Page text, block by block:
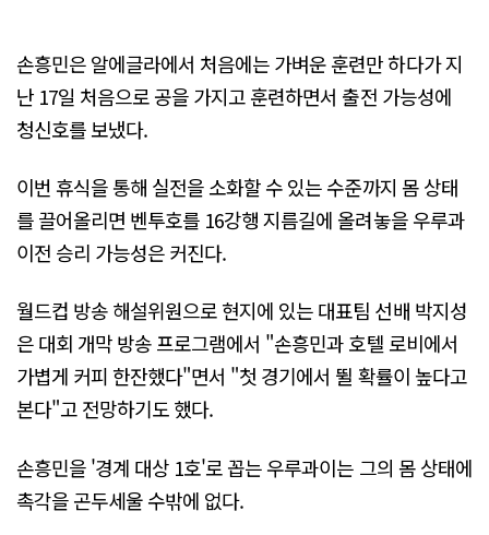
손흥민은 알에글라에서 처음에는 가벼운 훈련만 하다가 지
난 17일 처음으로 공을 가지고 훈련하면서 출전 가능성에
청신호를 보냈다.
이번 휴식을 통해 실전을 소화할 수 있는 수준까지 몸 상태
를 끌어올리면 벤투호를 16강행 지름길에 올려놓을 우루과
이전 승리 가능성은 커진다.
월드컵 방송 해설위원으로 현지에 있는 대표팀 선배 박지성
은 대회 개막 방송 프로그램에서 "손흥민과 호텔 로비에서
가볍게 커피 한잔했다"면서 "첫 경기에서 뛸 확률이 높다고
본다"고 전망하기도 했다.
손흥민을 '경계 대상 1호'로 꼽는 우루과이는 그의 몸 상태에
촉각을 곤두세울 수밖에 없다.